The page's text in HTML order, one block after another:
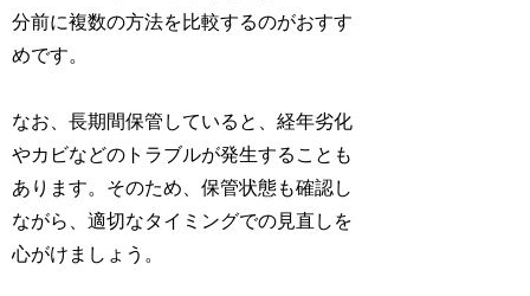
分前に複数の方法を比較するのがおすす
めです。
なお、長期間保管していると、経年劣化
やカビなどのトラブルが発生することも
あります。そのため、保管状態も確認し
ながら、適切なタイミングでの見直しを
心がけましょう。